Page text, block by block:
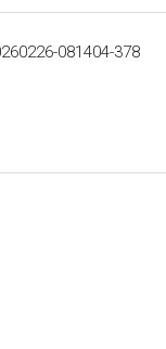
081404-378